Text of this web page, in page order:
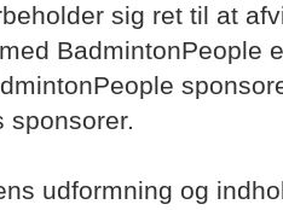
sig ret til at
BadmintonPeople
sponsorer.
udformning og